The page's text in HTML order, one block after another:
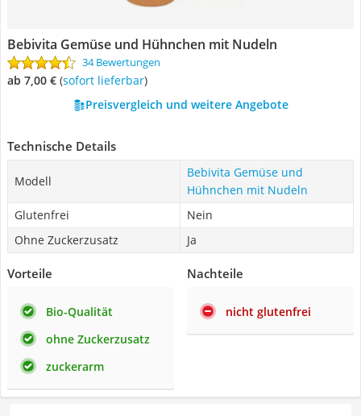
Bebivita Gemüse und Hühnchen mit Nudeln
34 Bewertungen
ab 7,00 € ( Sofort lieferbar)
Preisvergleich und weitere Angebote
Technische Details
Modell
Bebivita Gemüse und
Hühnchen mit Nudeln
Glutenfrei
Nein
Ohne Zuckerzusatz
Ja
Vorteile
Bio-Qualität
ohne Zuckerzusatz
zuckerarm
Nachteile
nicht glutenfrei